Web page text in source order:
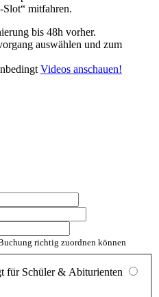
mitfahren.
bis 48h vorher.
auswählen und zum
Videos anschauen!
richtig zuordnen können
für Schüler & Abiturienten